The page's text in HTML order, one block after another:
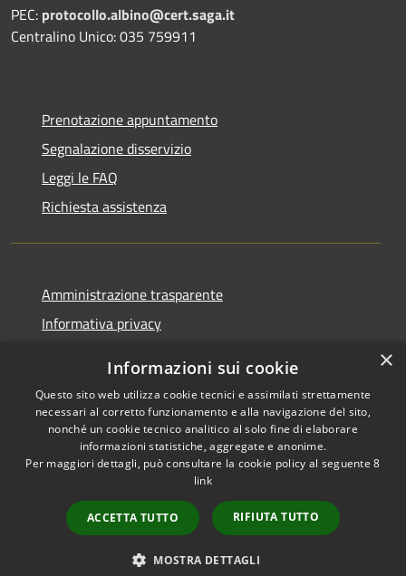
PEC: protocollo.albino@cert.saga.it
Centralino Unico: 035 759911
Prenotazione appuntamento
Segnalazione disservizio
Leggi le FAQ
Richiesta assistenza
Amministrazione trasparente
Informativa privacy
Dichiarazione di accessibilità
RSS
Copyright © 2026 • Comune di
Municipium•
Accesso
redazione
×
Informazioni sui cookie
Questo sito web utilizza cookie tecnici e assimilati strettamente
necessari al corretto funzionamento e alla navigazione del sito,
nonché un cookie tecnico analitico al solo fine di elaborare
informazioni statistiche, aggregate e anonime.
Per maggiori dettagli, può consultare la cookie policy al seguente8
link
ACCETTA TUTTO RIFIUTA TUTTO
MOSTRA DETTAGLI